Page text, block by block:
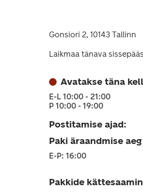
Gonsiori 2, 10143 Tallinn
Laikmaa tänava
Avatakse täna
E-L 10:00 - 21:00
P 10:00 - 19:00
Postitamise ajad:
Paki äraandmise aeg
E-P: 16:00
Pakkide